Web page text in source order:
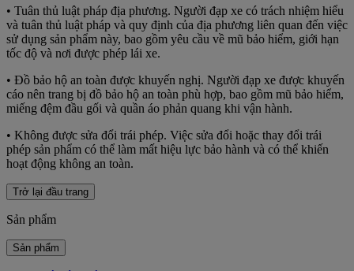
• Tuân thủ luật pháp địa phương. Người đạp xe có trách nhiệm hiểu
và tuân thủ luật pháp và quy định của địa phương liên quan đến việc
sử dụng sản phẩm này, bao gồm yêu cầu về mũ bảo hiểm, giới hạn
tốc độ và nơi được phép lái xe.
• Đồ bảo hộ an toàn được khuyến nghị. Người đạp xe được khuyến
cáo nên trang bị đồ bảo hộ an toàn phù hợp, bao gồm mũ bảo hiểm,
miếng đệm đầu gối và quần áo phản quang khi vận hành.
• Không được sửa đổi trái phép. Việc sửa đổi hoặc thay đổi trái
phép sản phẩm có thể làm mất hiệu lực bảo hành và có thể khiến
hoạt động không an toàn.
Trở lại đầu trang
Sản phẩm
Sản phẩm